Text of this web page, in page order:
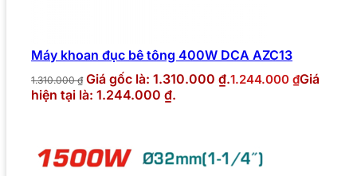
Máy khoan đục bê tông 400W DCA AZC13
1.310.000₫ Giá gốc là: 1.310.000 ₫.1.244.000 ₫Giá
hiện tại là: 1.244.000 ₫.